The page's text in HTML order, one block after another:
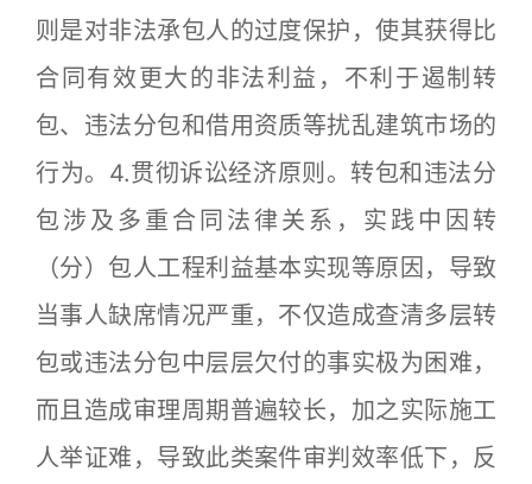
则是对非法承包人的过度保护，使其获得比
合同有效更大的非法利益，不利于遏制转
包、违法分包和借用资质等扰乱建筑市场的
行为。4.贯彻诉讼经济原则。转包和违法分
包涉及多重合同法律关系，实践中因转
（分）包人工程利益基本实现等原因，导致
当事人缺席情况严重，不仅造成查清多层转
包或违法分包中层层欠付的事实极为困难，
而且造成审理周期普遍较长，加之实际施工
人举证难，导致此类案件审判效率低下，反